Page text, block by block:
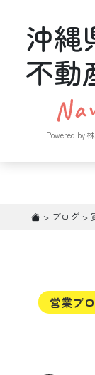
沖縄
不動
Powered by
> ブログ >
営業ブ